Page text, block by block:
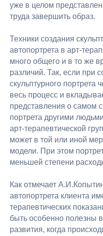
уже в целом
труда завершить образ.
Техники создания
автопортрета в арт-
много общего и в то же
различий. Так, если при
скульптурного портрета
весь процесс и
представления о самом
портрета другими
арт-терапевтической
может в той или иной
модели. При этом
меньшей степени
Как отмечает
автопортрета клиента
терапевтических
быть особенно полезны
развития, когда